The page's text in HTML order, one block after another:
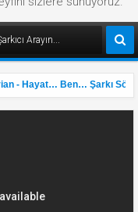
- Hayat… Ben… Şarkı Sözü